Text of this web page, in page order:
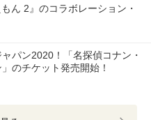
ん 2』のコラボレーション・
パン2020！「名探偵コナン・
のチケット発売開始！